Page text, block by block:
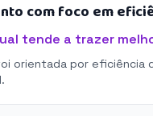
com foco em
tende a trazer
orientada por